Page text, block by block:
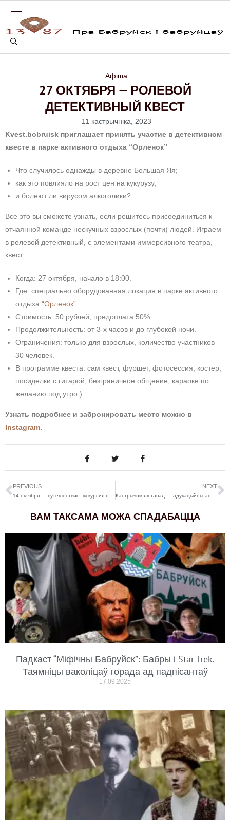
Афіша
27 ОКТЯБРЯ — РОЛЕВОЙ
ДЕТЕКТИВНЫЙ КВЕСТ
11 кастрычніка, 2023
Kvest.bobruisk приглашает принять участие в детективном
квесте в парке активного отдыха “Орленок”
Что случилось однажды в деревне Большая Яя;
как это повлияло на рост цен на кукурузу;
и болеют ли вирусом алкоголики?
Все это вы сможете узнать, если решитесь присоединиться к
отчаянной команде нескучных взрослых (почти) людей. Играем
в ролевой детективный, с элементами иммерсивного театра,
квест.
Когда: 27 октября, начало в 18:00.
Где: специально оборудованная локация в парке активного
отдыха “Орленок”
Стоимость: 50 рублей, предоплата 50%.
Продолжительность: от 3-х часов и до глубокой ночи.
Ограничения: только для взрослых, количество участников –
30 человек.
В программе квеста: сам квест, фуршет, фотосессия, костер,
посиделки с гитарой, безграничное общение, караоке по
желанию под утро:)
Узнать подробнее и забронировать место можно в
Instagram.
PREVIOUS NEXT
ВАМ ТАКСАМА МОЖА СПАДАБАЦЦА
Падкаст “Міфічны Бабруйск”: Бабры і Star Trek.
Таямніцы ваколіцаў горада ад падпісантаў
17.09.2025